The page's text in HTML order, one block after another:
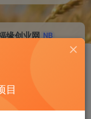
缘创业网 NB
费下载全站资源
目